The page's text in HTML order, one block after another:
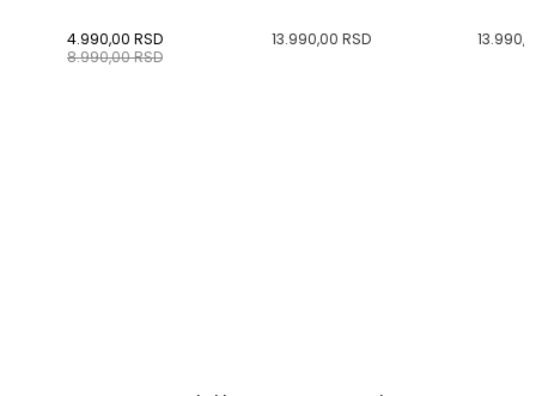
4.990,00 RSD
8.990,00RSD
13.990,00 RSD